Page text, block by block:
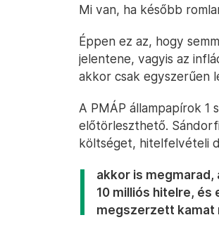
Mi van, ha később
Éppen ez az, hogy
jelentene, vagyis az
akkor csak egyszerűen
A PMÁP állampapírok 1
előtörleszthető.
költséget, hitelfelvételi
akkor is
10 milliós hitelre, és
megszerzett kamat